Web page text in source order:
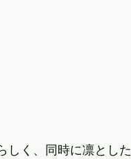
しく、同時に凛とした